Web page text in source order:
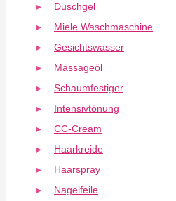
Duschgel
Miele Waschmaschine
Gesichtswasser
Massageöl
Schaumfestiger
Intensivtönung
CC-Cream
Haarkreide
Haarspray
Nagelfeile